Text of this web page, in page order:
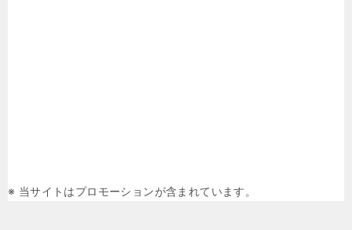
※ 当サイトはプロモーションが含まれています。